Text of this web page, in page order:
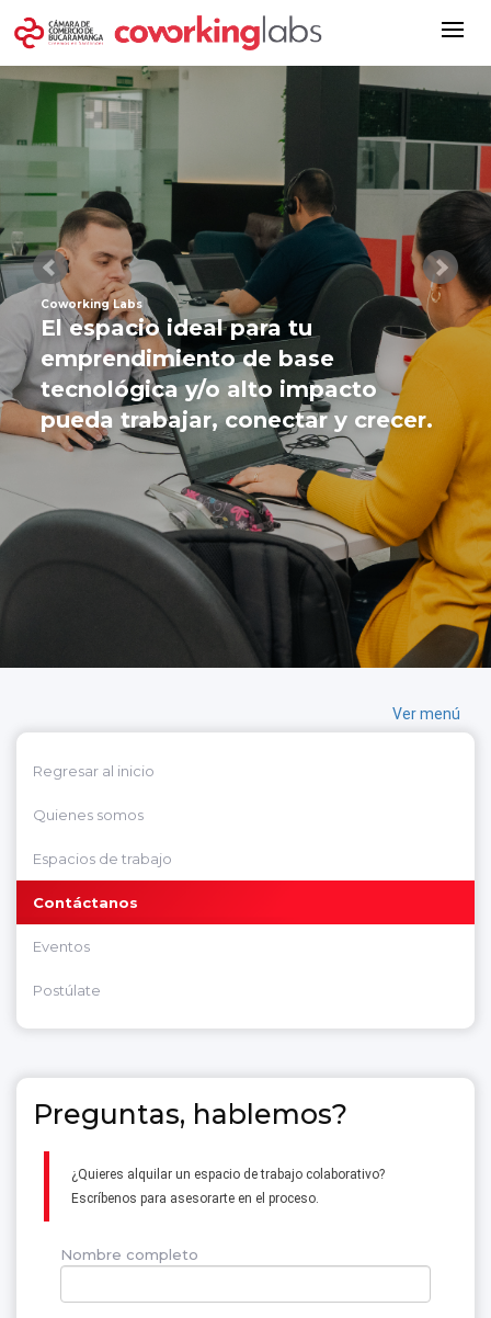
Coworking Labs
El espacio ideal para tu
emprendimiento de base
tecnológica y/o alto impacto
pueda trabajar, conectar y crecer.
Ver menú
Regresar al inicio
Quienes somos
Espacios de trabajo
Contáctanos
Eventos
Postúlate
Preguntas, hablemos?
¿Quieres alquilar un espacio de trabajo colaborativo?
Escríbenos para asesorarte en el proceso.
Nombre completo